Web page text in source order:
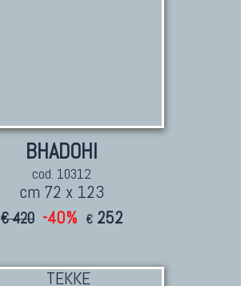
BHADOHI
cod. 10312
cm 72 x 123
€ 420 -40% € 252